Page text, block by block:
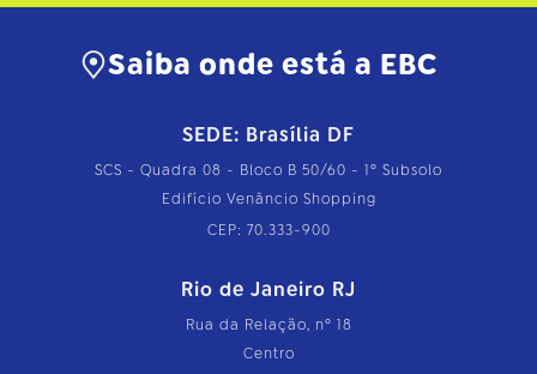
Saiba onde está a EBC
SEDE: Brasília DF
SCS - Quadra 08 - Bloco B 50/60 - 1º Subsolo
Edifício Venâncio Shopping
CEP: 70.333-900
Rio de Janeiro RJ
Rua da Relação, nº 18
Centro